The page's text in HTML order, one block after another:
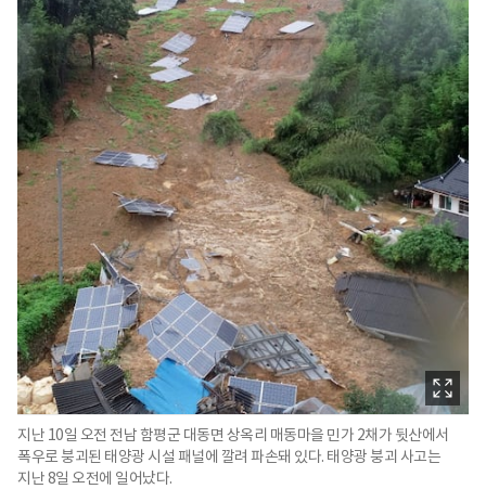
지난 10일 오전 전남 함평군 대동면 상옥리 매동마을 민가 2채가 뒷산에서
폭우로 붕괴된 태양광 시설 패널에 깔려 파손돼 있다. 태양광 붕괴 사고는
지난 8일 오전에 일어났다.